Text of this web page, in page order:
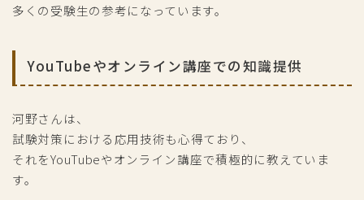
多くの受験生の参考になっています。
YouTubeやオンライン講座での知識提供
河野さんは、
試験対策における応用技術も心得ており、
それをYouTubeやオンライン講座で積極的に教えていま
す。